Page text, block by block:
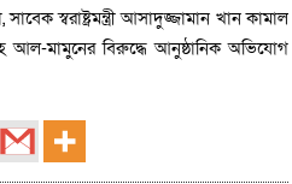
স্বরাষ্ট্রমন্ত্রী আসাদুজ্জামান খান কামাল
মামুনের বিরুদ্ধে আনুষ্ঠানিক অভিযোগ